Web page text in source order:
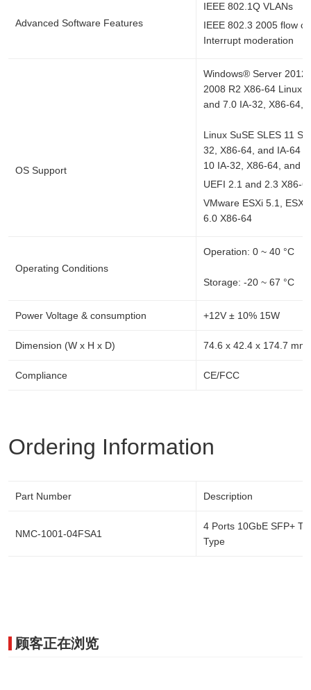
Advanced Software Features
IEEE 802.1Q VLANs
IEEE 802.3 2005 flow
Interrupt moderation
OS Support
Windows® Server 2012
2008 R2 X86-64 Linux
and 7.0 IA-32, X86-64,
Linux SuSE SLES 11
32, X86-64, and IA-64
10 IA-32, X86-64, and
UEFI 2.1 and 2.3 X86-
VMware ESXi 5.1, ESXi
6.0 X86-64
Operating Conditions
Operation: 0 ~ 40 °C
Storage: -20 ~ 67 °C
Power Voltage & consumption +12V ± 10% 15W
Dimension (W x H x D) 74.6 x 42.4 x 174.7 mm
Compliance CE/FCC
Ordering Information
Part Number Description
NMC-1001-04FSA1
4 Ports 10GbE SFP+
Type
顾客正在浏览